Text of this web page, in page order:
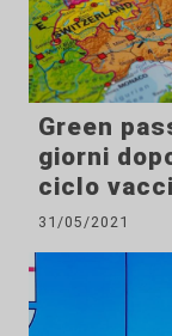
Green
giorni
ciclo
31/05/2021